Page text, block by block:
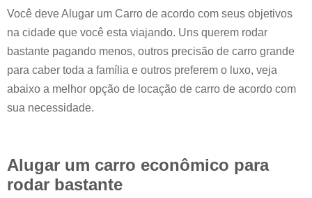
Você deve Alugar um Carro de acordo com seus objetivos
na cidade que você esta viajando. Uns querem rodar
bastante pagando menos, outros precisão de carro grande
para caber toda a família e outros preferem o luxo, veja
abaixo a melhor opção de locação de carro de acordo com
sua necessidade.
Alugar um carro econômico para
rodar bastante